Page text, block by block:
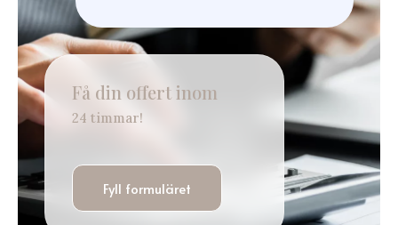
Få din offert inom
24 timmar!
Fyll formuläret